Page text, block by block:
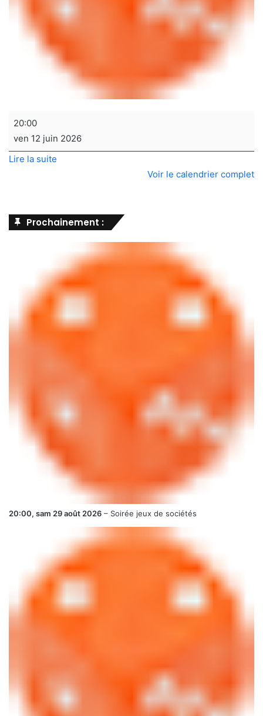
Soirée
de
sociétés
20:00
ven 12 juin 2026
Lire la suite
Voir le calendrier complet
Prochainement :
20:00, sam 29 août 2026 – Soirée jeux de sociétés